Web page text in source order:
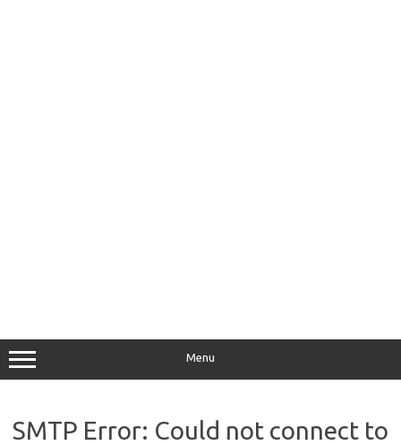
Menu
SMTP Error: Could not connect to